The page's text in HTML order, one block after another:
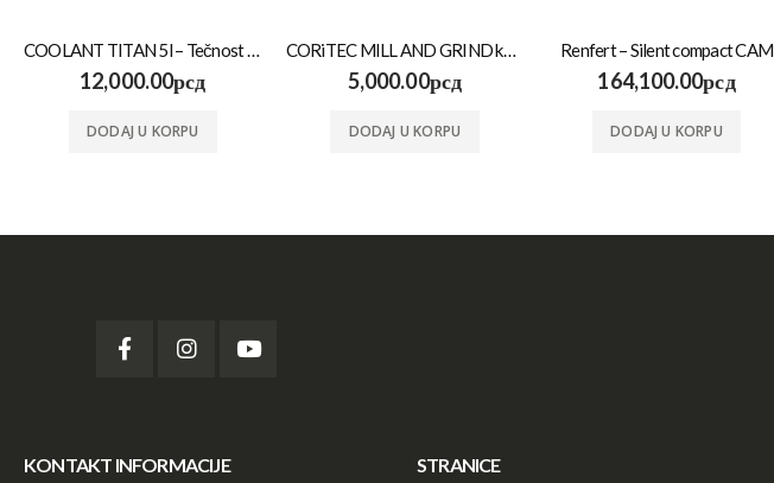
12,000.00рсд
DODAJ U KORPU
CORiTEC MILL AND GRIND koncentrat za hladjenje CAD/CAM sistema
5,000.00рсд
DODAJ U KORPU
Renfert – Silent compact CAM
164,100.00рсд
DODAJ U KORPU
KONTAKT INFORMACIJE STRANICE